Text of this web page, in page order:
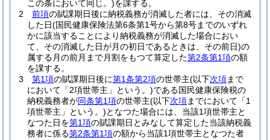
この条において同じ。)を課する。
2
前項の賦課期日後に納税義務が消滅した者には、その消滅
した日(国民健康保険法第6条第1号から第8号までのいずれ
かに該当することにより納税義務が消滅した場合におい
て、その消滅した日が月の初日であるときは、その前日)の
属する月の前月まで月割をもつて算定した第2条第1項の額
を課する。
3
第1項の賦課期日後に第1条第2項の世帯主(以下次項まで
において「2項世帯主」という。)である国民健康保険税の
納税義務者が同条第1項の世帯主(以下次項までにおいて「1
項世帯主」という。)となつた場合には、当該1項世帯主と
なつた日を第1項の賦課期日とみなして算定した当該納税義
務者に係る第2条第1項の額から当該1項世帯主となつた者